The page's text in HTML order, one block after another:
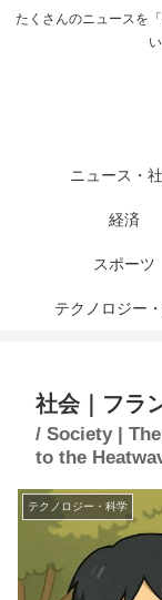
たくさんのニュースを
ニュース・
経済
スポーツ
テクノロジー
社会｜フラ
/ Society |
to the
テクノロジー・科学